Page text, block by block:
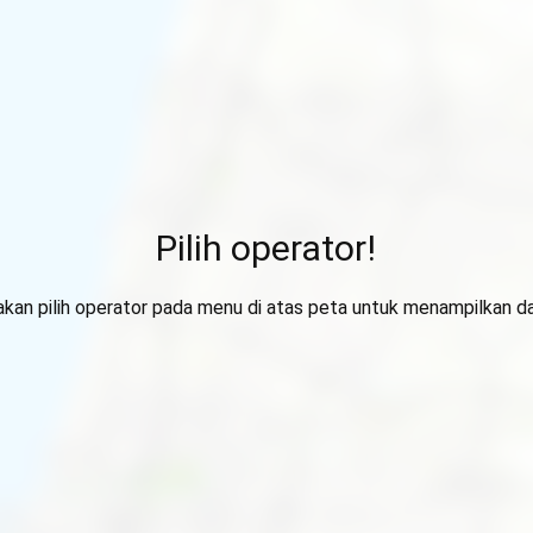
Pilih operator!
pilih operator pada menu di atas peta untuk menampilkan